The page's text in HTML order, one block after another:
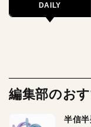
DAILY
編集部のお
半信